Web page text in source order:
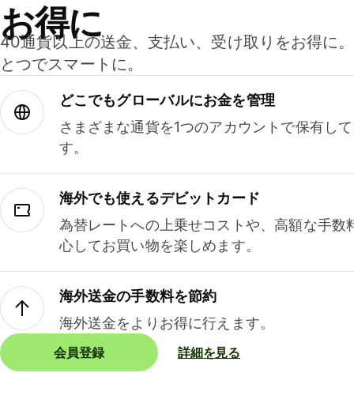
お得に
40通貨以上の送金、支払い、受け取りをお得に
とつでスマートに。
どこでもグ⁠ロ⁠ー⁠バ⁠ルにお金を管理
さまざまな通貨を1つのアカウントで保有し
す。
海外でも使えるデビットカード
為替レートへの上乗せコストや、高額な手数
心してお買い物を楽しめます。
海外送金の手数料を節約
海外送金をよりお得に行えます。
会員登録 詳細を見る